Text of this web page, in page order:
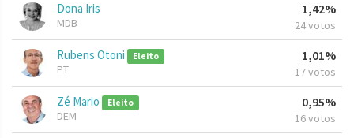
Dona Iris
MDB
1,42%
24 votos
Rubens Otoni Eleito
PT
1,01%
17 votos
Zé Mario Eleito
DEM
0,95%
16 votos